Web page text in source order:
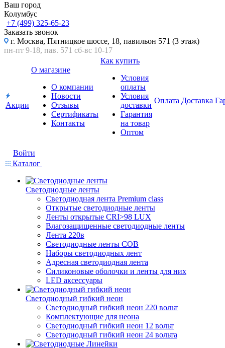
Ваш город
Колумбус
+7 (499) 325-65-23
Заказать звонок
г. Москва, Пятницкое шоссе, 18, павильон 571 (3 этаж)
пн-пт 9-18, пав. 571 сб-вс 10-17
Акции
О магазине
О компании
Новости
Отзывы
Сертификаты
Контакты
Как купить
Условия
оплаты
Условия
доставки
Гарантия
на товар
Оптом
Оплата Доставка
Войти
Каталог
Светодиодные ленты
Светодиодная лента Premium class
Открытые светодиодные ленты
Ленты открытые CRI>98 LUX
Влагозащищенные светодиодные ленты
Лента 220в
Светодиодные ленты COB
Наборы светодиодных лент
Адресная светодиодная лента
Силиконовые оболочки и ленты для них
LED аксессуары
Светодиодный гибкий неон
Светодиодный гибкий неон 220 вольт
Комплектующие для неона
Светодиодный гибкий неон 12 вольт
Светодиодный гибкий неон 24 вольта